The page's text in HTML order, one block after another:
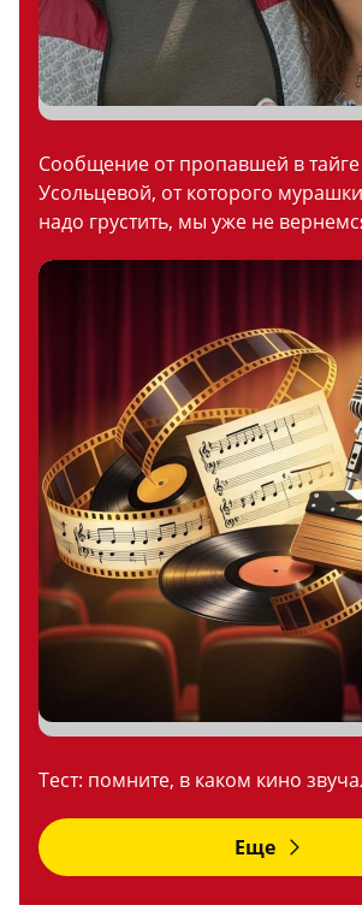
Сообщение от пропавшей в
Усольцевой, от которого
надо грустить, мы уже не
Тест: помните, в каком кино
Еще